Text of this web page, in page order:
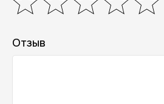
Отзыв